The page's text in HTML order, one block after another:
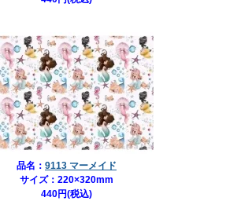
品名： 9113 マーメイド
サイズ：220×320mm
440円(税込)